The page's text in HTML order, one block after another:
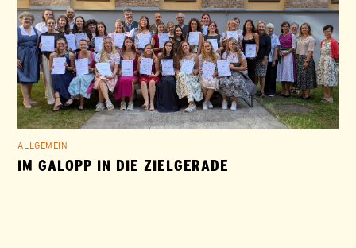
ALLGEMEIN
IM GALOPP IN DIE ZIELGERADE